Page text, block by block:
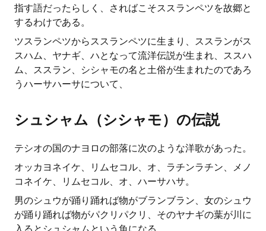
指す語だったらしく、さればこそススランペツを故郷と
するわけである。
ツスランペツからススランペツに生まり、ススランがス
スハム、ヤナギ、ハとなって流洋伝説が生まれ、ススハ
ム、ススラン、シシャモの名と土俗が生まれたのであろ
うハーサハーサについて、
シュシャム（シシャモ）の伝説
テシオの国のナヨロの部落に次のような洋歌があった。
オッカヨネイケ、リムセコル、オ、ラチンラチン、メノ
コネイケ、リムセコル、オ、ハーサハサ。
男のシュウが踊り踊れば物がブランブラン、女のシュウ
が踊り踊れば物がパクリパクリ、そのヤナギの葉が川に